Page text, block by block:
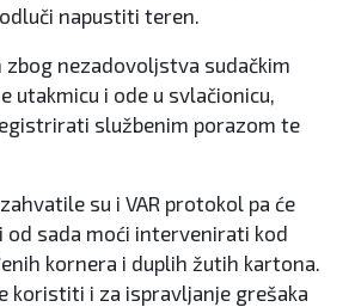
napustiti teren.
zbog nezadovoljstva sudačkim
utakmicu i ode u svlačionicu,
službenim porazom te
su i VAR protokol pa će
od sada moći intervenirati kod
kornera i duplih žutih kartona.
koristiti i za ispravljanje grešaka